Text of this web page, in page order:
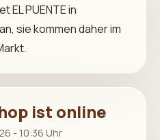
EL PUENTE in
sie kommen daher im
ist online
- 10:36 Uhr